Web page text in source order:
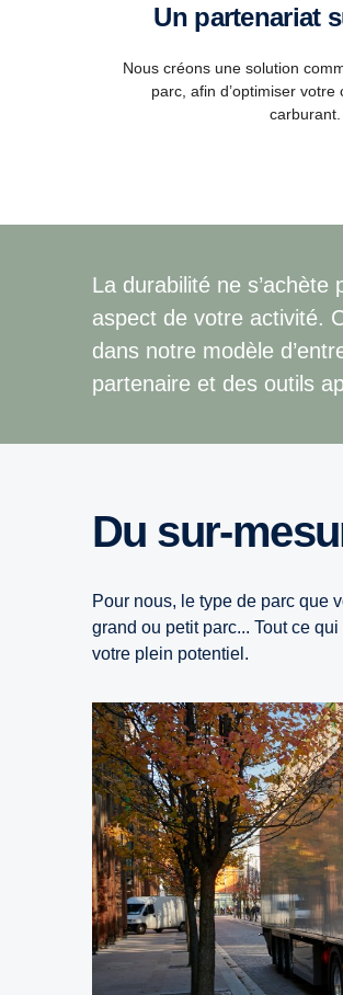
Un partenariat
Nous créons une solution
parc, afin d’optimiser
carburant.
La durabilité ne
aspect de votre activité.
dans notre modèle
partenaire et des outils
Du sur-
Pour nous, le type de parc que
grand ou petit parc... Tout ce
votre plein potentiel.